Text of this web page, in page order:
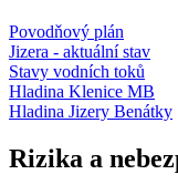
Povodňový plán
Jizera - aktuální stav
Stavy vodních toků
Hladina Klenice MB
Hladina Jizery Benátky
Rizika a